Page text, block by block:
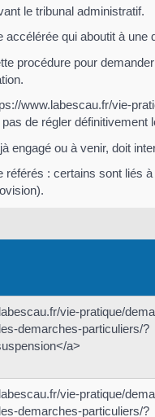
le tribunal administratif.
accélérée qui aboutit à une
procédure pour
www.labescau.fr/vie-
de régler définitivement
engagé ou à venir, doit
référés : certains sont liés
vie-pratique/
demarches-particuliers/?
a>
vie-pratique/
demarches-particuliers/?